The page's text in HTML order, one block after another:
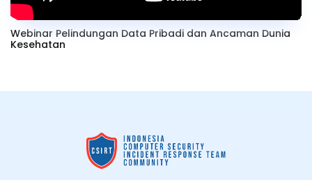
Webinar Pelindungan Data Pribadi dan Ancaman Dunia
Kesehatan